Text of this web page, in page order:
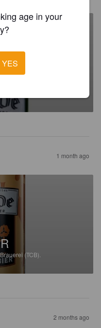
1 month ago
(TCB).
2 months ago
age in your
YES